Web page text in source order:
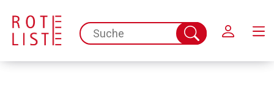
spc.search.input.placeholder
Suche
abschicken